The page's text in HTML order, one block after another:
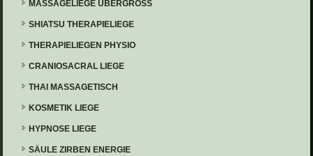
MASSAGELIEGE ÜBERGROSS
SHIATSU THERAPIELIEGE
THERAPIELIEGEN PHYSIO
CRANIOSACRAL LIEGE
THAI MASSAGETISCH
KOSMETIK LIEGE
HYPNOSE LIEGE
SÄULE ZIRBEN ENERGIE